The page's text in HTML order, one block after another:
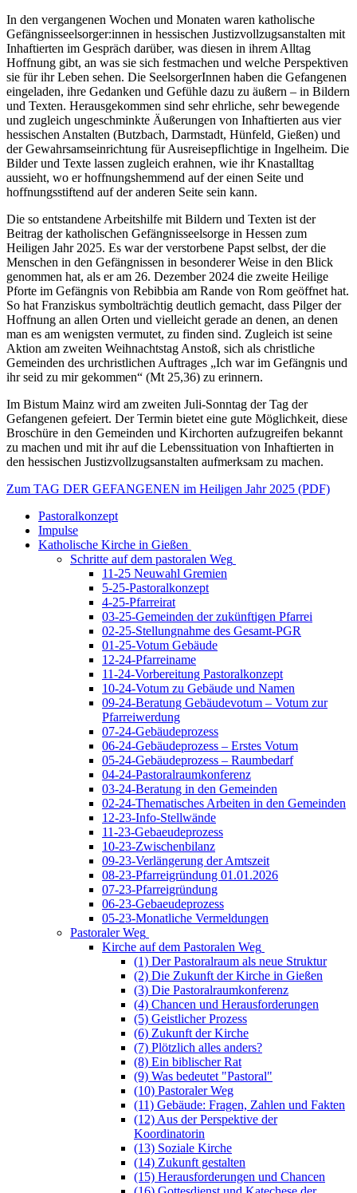
In den vergangenen Wochen und Monaten waren katholische
Gefängnisseelsorger:innen in hessischen Justizvollzugsanstalten mit
Inhaftierten im Gespräch darüber, was diesen in ihrem Alltag
Hoffnung gibt, an was sie sich festmachen und welche Perspektiven
sie für ihr Leben sehen. Die SeelsorgerInnen haben die Gefangenen
eingeladen, ihre Gedanken und Gefühle dazu zu äußern – in Bildern
und Texten. Herausgekommen sind sehr ehrliche, sehr bewegende
und zugleich ungeschminkte Äußerungen von Inhaftierten aus vier
hessischen Anstalten (Butzbach, Darmstadt, Hünfeld, Gießen) und
der Gewahrsamseinrichtung für Ausreisepflichtige in Ingelheim. Die
Bilder und Texte lassen zugleich erahnen, wie ihr Knastalltag
aussieht, wo er hoffnungshemmend auf der einen Seite und
hoffnungsstiftend auf der anderen Seite sein kann.
Die so entstandene Arbeitshilfe mit Bildern und Texten ist der
Beitrag der katholischen Gefängnisseelsorge in Hessen zum
Heiligen Jahr 2025. Es war der verstorbene Papst selbst, der die
Menschen in den Gefängnissen in besonderer Weise in den Blick
genommen hat, als er am 26. Dezember 2024 die zweite Heilige
Pforte im Gefängnis von Rebibbia am Rande von Rom geöffnet hat.
So hat Franziskus symbolträchtig deutlich gemacht, dass Pilger der
Hoffnung an allen Orten und vielleicht gerade an denen, an denen
man es am wenigsten vermutet, zu finden sind. Zugleich ist seine
Aktion am zweiten Weihnachtstag Anstoß, sich als christliche
Gemeinden des urchristlichen Auftrages „Ich war im Gefängnis und
ihr seid zu mir gekommen“ (Mt 25,36) zu erinnern.
Im Bistum Mainz wird am zweiten Juli-Sonntag der Tag der
Gefangenen gefeiert. Der Termin bietet eine gute Möglichkeit, diese
Broschüre in den Gemeinden und Kirchorten aufzugreifen bekannt
zu machen und mit ihr auf die Lebenssituation von Inhaftierten in
den hessischen Justizvollzugsanstalten aufmerksam zu machen.
Zum TAG DER GEFANGENEN im Heiligen Jahr 2025 (PDF)
Pastoralkonzept
Impulse
Katholische Kirche in Gießen
Schritte auf dem pastoralen Weg
11-25 Neuwahl Gremien
5-25-Pastoralkonzept
4-25-Pfarreirat
03-25-Gemeinden der zukünftigen Pfarrei
02-25-Stellungnahme des Gesamt-PGR
01-25-Votum Gebäude
12-24-Pfarreiname
11-24-Vorbereitung Pastoralkonzept
10-24-Votum zu Gebäude und Namen
09-24-Beratung Gebäudevotum – Votum zur
Pfarreiwerdung
07-24-Gebäudeprozess
06-24-Gebäudeprozess – Erstes Votum
05-24-Gebäudeprozess – Raumbedarf
04-24-Pastoralraumkonferenz
03-24-Beratung in den Gemeinden
02-24-Thematisches Arbeiten in den Gemeinden
12-23-Info-Stellwände
11-23-Gebaeudeprozess
10-23-Zwischenbilanz
09-23-Verlängerung der Amtszeit
08-23-Pfarreigründung 01.01.2026
07-23-Pfarreigründung
06-23-Gebaeudeprozess
05-23-Monatliche Vermeldungen
Pastoraler Weg
Kirche auf dem Pastoralen Weg
(1) Der Pastoralraum als neue Struktur
(2) Die Zukunft der Kirche in Gießen
(3) Die Pastoralraumkonferenz
(4) Chancen und Herausforderungen
(5) Geistlicher Prozess
(6) Zukunft der Kirche
(7) Plötzlich alles anders?
(8) Ein biblischer Rat
(9) Was bedeutet "Pastoral"
(10) Pastoraler Weg
(11) Gebäude: Fragen, Zahlen und Fakten
(12) Aus der Perspektive der
Koordinatorin
(13) Soziale Kirche
(14) Zukunft gestalten
(15) Herausforderungen und Chancen